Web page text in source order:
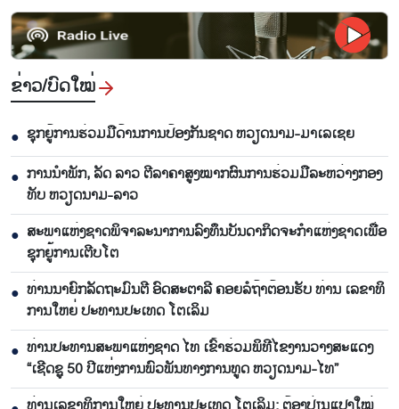
ຂ່າວ/ບົດ​ໃໝ່
● ຊຸກ​ຍູ້​ການ​ຮ່ວມ​ມື​ດ້ານ​ການ​ປ້ອງ​ກັນ​ຊາດ ຫວຽດ​ນາມ-ມາ​ເລ​ເຊຍ
● ການ​ນຳ​ພັກ, ລັດ ລາວ ຕີ​ລາ​ຄາ​ສູງ​ໝາກ​ຜົນ​ການ​ຮ່ວມ​ມື​ລະ​ຫວ່າງກອງ​
ທັບ ຫວຽດ​ນາມ-ລາວ
● ສະ​ພາ​ແຫ່ງ​ຊາດ​ພິ​ຈາ​ລະ​ນາ​​ການລົງ​ທຶນ​ບັນ​ດາ​ກິດ​ຈະ​ກຳ​ແຫ່ງ​ຊາດ​ເພື່ອ​
ຊຸກ​ຍູ້​ການ​ເຕີບ​ໂຕ
● ທ່ານ​ນາ​ຍົກ​ລັດ​ຖະ​ມົນ​ຕີ ອົດ​ສະ​ຕາ​ລີ ​ຄອຍລໍ​ຖ້າ​ຕ້ອນ​ຮັບ ທ່ານ ເລ​ຂາ​ທິ​
ການ​ໃຫຍ່ ປະ​ທານ​ປະ​ເທດ ໂຕ​ເລິມ
● ທ່ານ​ປະ​ທານ​ສະ​ພາ​ແຫ່ງ​ຊາດ ໄທ ເຂົ້າ​ຮ່ວມ​ພິ​ທີ​ໄຂ​ງານ​ວາງ​ສະ​ແດງ
“ເຊີດ​ຊູ 50 ປີ​ແຫ່ງ​ການ​ພົວ​ພັນ​ທາງ​ການ​ທູດ ຫວຽດ​ນາມ-ໄທ”